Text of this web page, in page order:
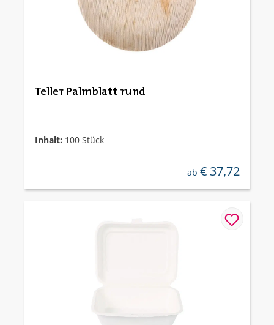
Teller Palmblatt rund
Inhalt: 100 Stück
regulärer preis:
ab € 37,72